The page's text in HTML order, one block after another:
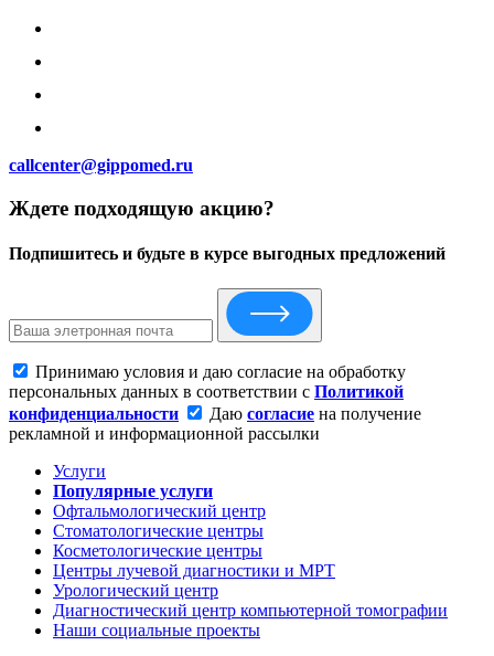
callcenter@gippomed.ru
Ждете подходящую акцию?
Подпишитесь и будьте в курсе выгодных предложений
Принимаю условия и даю согласие на обработку
персональных данных в соответствии с Политикой
конфиденциальности
Даю согласие на получение
рекламной и информационной рассылки
Услуги
Популярные услуги
Офтальмологический центр
Стоматологические центры
Косметологические центры
Центры лучевой диагностики и МРТ
Урологический центр
Диагностический центр компьютерной томографии
Наши социальные проекты